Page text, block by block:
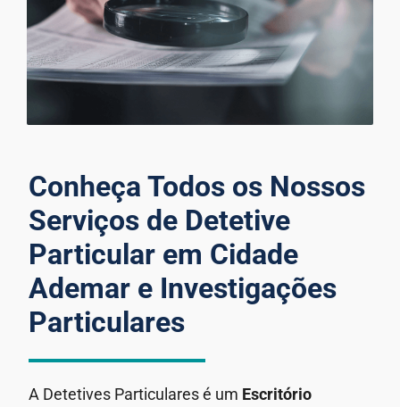
Conheça Todos os Nossos
Serviços de Detetive
Particular em Cidade
Ademar e Investigações
Particulares
A Detetives Particulares é um Escritório